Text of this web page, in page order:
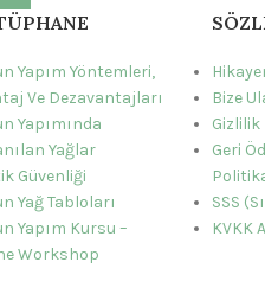
Yapım Yöntemleri,
Ve Dezavantajları
Yapımında
Yağlar
Güvenliği
Yağ Tabloları
Yapım Kursu –
Workshop
Bize
Gizlilik
Geri
SSS
KVKK